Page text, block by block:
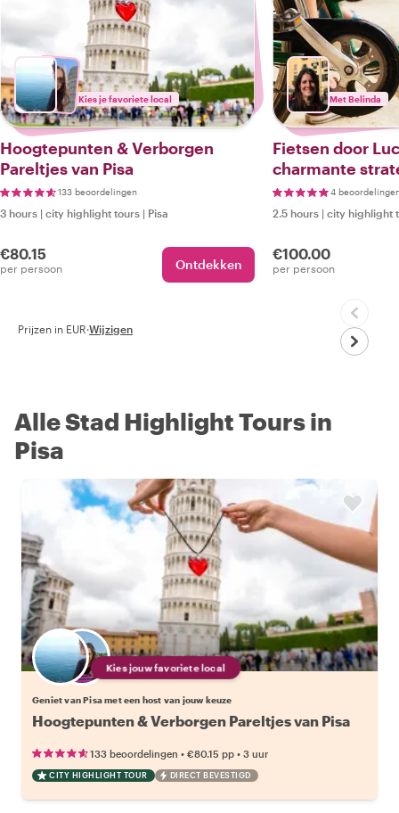
Kies je favoriete local
Hoogtepunten & Verborgen
Pareltjes van Pisa
133 beoordelingen
3 hours | city highlight tours | Pisa
€80.15
per persoon Ontdekken
Met Belinda
Fietsen door
charmante
pareltjes van de
4
2.5 hours | city highlight
€100.00
per persoon
Prijzen in EUR·Wijzigen
Alle Stad Highlight Tours in
Pisa
Kies jouw favoriete local
Geniet van Pisa met een host van jouw keuze
Hoogtepunten & Verborgen Pareltjes van Pisa
133 beoordelingen • €80.15 pp • 3 uur
CITY HIGHLIGHT TOUR DIRECT BEVESTIGD